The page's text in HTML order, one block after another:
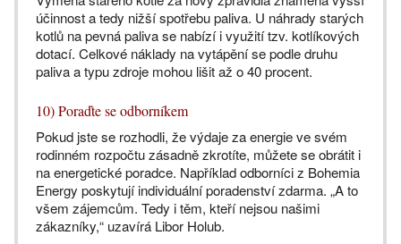
účinnost a tedy nižší spotřebu paliva. U náhrady starých
kotlů na pevná paliva se nabízí i využití tzv. kotlíkových
dotací. Celkové náklady na vytápění se podle druhu
paliva a typu zdroje mohou lišit až o 40 procent.
10) Poraďte se odborníkem
Pokud jste se rozhodli, že výdaje za energie ve svém
rodinném rozpočtu zásadně zkrotíte, můžete se obrátit i
na energetické poradce. Například odborníci z Bohemia
Energy poskytují individuální poradenství zdarma. „A to
všem zájemcům. Tedy i těm, kteří nejsou našimi
zákazníky,“ uzavírá Libor Holub.